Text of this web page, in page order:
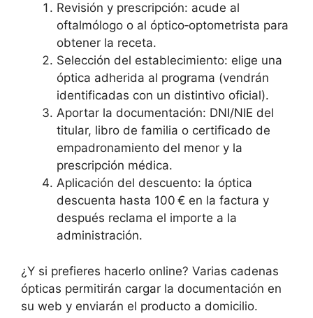
Revisión y prescripción: acude al
oftalmólogo o al óptico‑optometrista para
obtener la receta.
Selección del establecimiento: elige una
óptica adherida al programa (vendrán
identificadas con un distintivo oficial).
Aportar la documentación: DNI/NIE del
titular, libro de familia o certificado de
empadronamiento del menor y la
prescripción médica.
Aplicación del descuento: la óptica
descuenta hasta 100 € en la factura y
después reclama el importe a la
administración.
¿Y si prefieres hacerlo online? Varias cadenas
ópticas permitirán cargar la documentación en
su web y enviarán el producto a domicilio.